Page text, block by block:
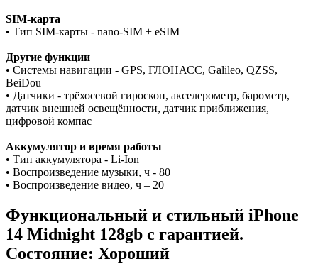
SIM-карта
• Тип SIM-карты - nano-SIM + eSIM
Другие функции
• Системы навигации - GPS, ГЛОНАСС, Galileo, QZSS,
BeiDou
• Датчики - трёхосевой гироскоп, акселерометр, барометр,
датчик внешней освещённости, датчик приближения,
цифровой компас
Аккумулятор и время работы
• Тип аккумулятора - Li-Ion
• Воспроизведение музыки, ч - 80
• Воспроизведение видео, ч – 20
Функциональный и стильный iPhone
14 Midnight 128gb с гарантией.
Состояние: Хороший